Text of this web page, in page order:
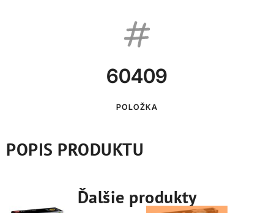
60409
POLOŽKA
POPIS PRODUKTU
Ďalšie produkty